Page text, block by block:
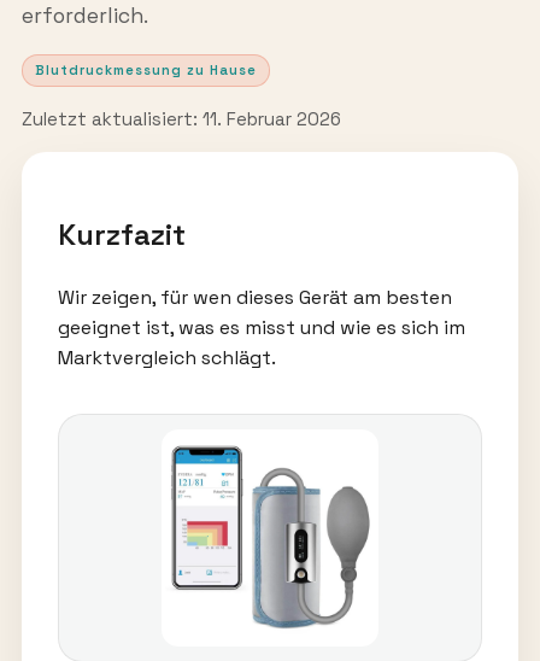
erforderlich.
Blutdruckmessung zu Hause
Zuletzt aktualisiert: 11. Februar 2026
Kurzfazit
Wir zeigen, für wen dieses Gerät am besten
geeignet ist, was es misst und wie es sich im
Marktvergleich schlägt.